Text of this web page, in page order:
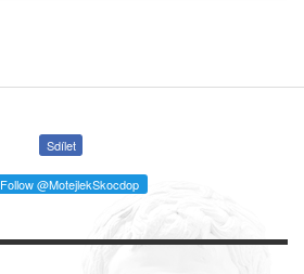
Sdílet
Follow @MotejlekSkocdop